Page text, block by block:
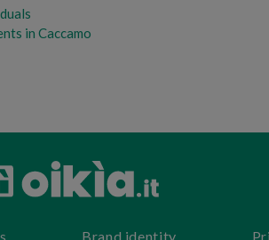
in Caccamo
Brand identity